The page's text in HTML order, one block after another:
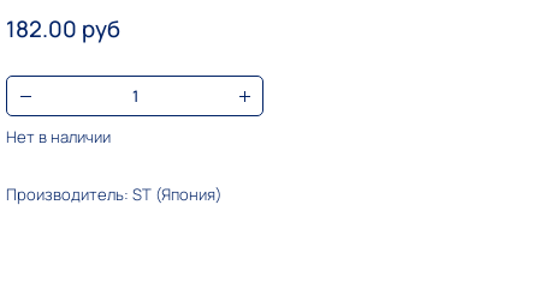
182.00 руб
Нет в наличии
Производитель: ST (Япония)